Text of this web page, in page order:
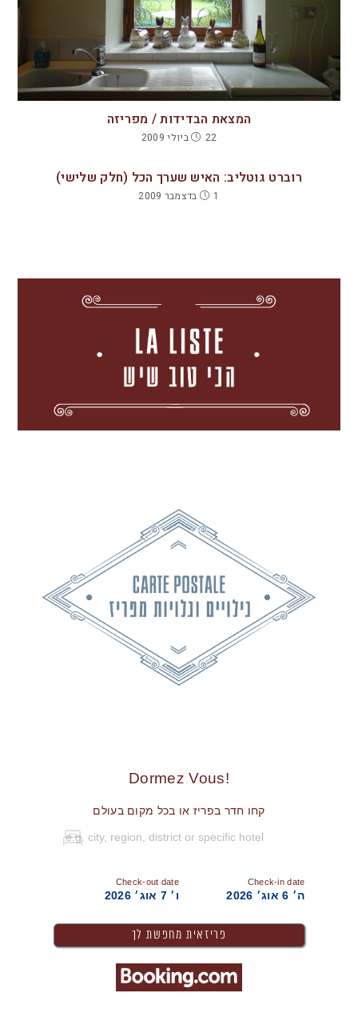
המצאת הבדידות / מפריזה
22 ביולי 2009
רוברט גוטליב: האיש שערך הכל (חלק שלישי)
1 בדצמבר 2009
!Dormez Vous
קחו חדר בפריז או בכל מקום בעולם
Check-in date
ה׳ 6 אוג׳ 2026
Check-out date
ו׳ 7 אוג׳ 2026